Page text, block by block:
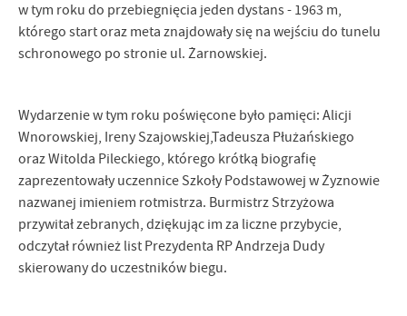
w tym roku do przebiegnięcia jeden dystans - 1963 m,
którego start oraz meta znajdowały się na wejściu do tunelu
schronowego po stronie ul. Żarnowskiej.
Wydarzenie w tym roku poświęcone było pamięci: Alicji
Wnorowskiej, Ireny Szajowskiej,Tadeusza Płużańskiego
oraz Witolda Pileckiego, którego krótką biografię
zaprezentowały uczennice Szkoły Podstawowej w Żyznowie
nazwanej imieniem rotmistrza. Burmistrz Strzyżowa
przywitał zebranych, dziękując im za liczne przybycie,
odczytał również list Prezydenta RP Andrzeja Dudy
skierowany do uczestników biegu.